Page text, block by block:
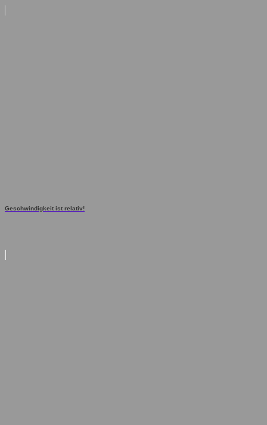
Geschwindigkeit ist relativ!